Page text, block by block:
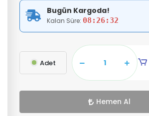
Bugün Kargoda!
Kalan Süre: 08:26:31
Adet
Hemen Al